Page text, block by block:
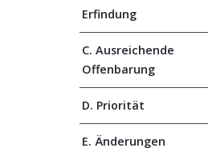
Erfindung
C. Ausreichende
Offenbarung
D. Priorität
E. Änderungen